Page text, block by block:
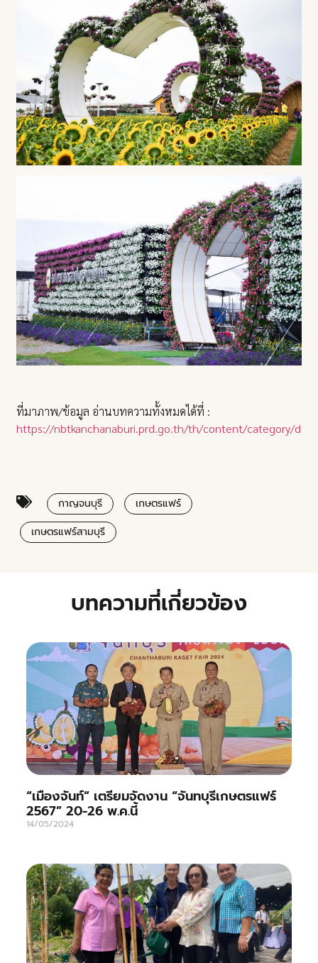
ที่มาภาพ/ข้อมูล อ่านบทความทั้งหมดได้ที่ :
https://nbtkanchanaburi.prd.go.th/th/content/category/
กาญจนบุรี
เกษตรแฟร์
เกษตรแฟร์สามบุรี
บทความที่เกี่ยวข้อง
“เมืองจันท์” เตรียมจัดงาน “จันทบุรีเกษตรแฟร์
2567” 20-26 พ.ค.นี้
14/05/2024